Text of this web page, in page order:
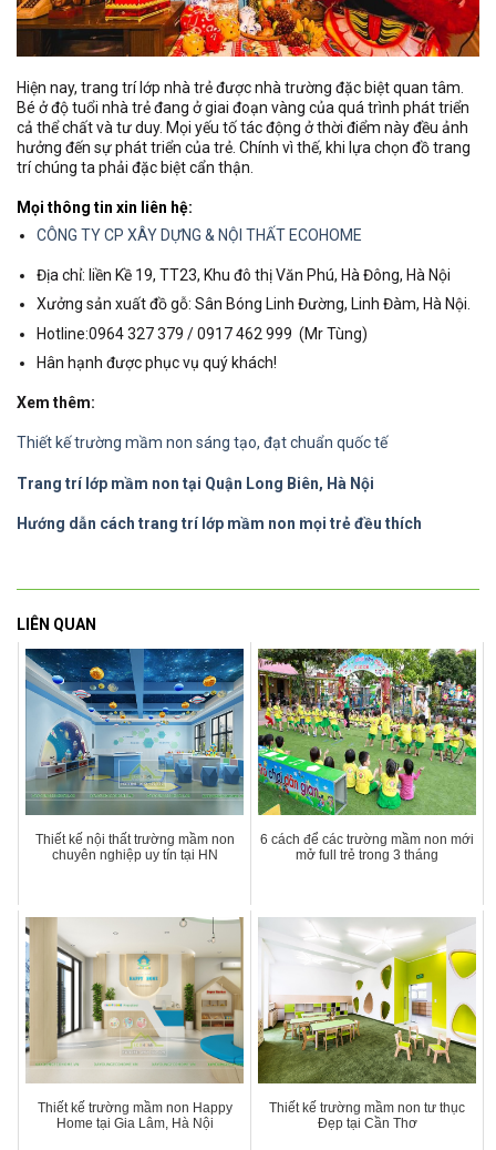
Hiện nay, trang trí lớp nhà trẻ được nhà trường đặc biệt quan tâm.
Bé ở độ tuổi nhà trẻ đang ở giai đoạn vàng của quá trình phát triển
cả thể chất và tư duy. Mọi yếu tố tác động ở thời điểm này đều ảnh
hưởng đến sự phát triển của trẻ. Chính vì thế, khi lựa chọn đồ trang
trí chúng ta phải đặc biệt cẩn thận.
Mọi thông tin xin liên hệ:
CÔNG TY CP XÂY DỰNG & NỘI THẤT ECOHOME
Địa chỉ: liền Kề 19, TT23, Khu đô thị Văn Phú, Hà Đông, Hà Nội
Xưởng sản xuất đồ gỗ: Sân Bóng Linh Đường, Linh Đàm, Hà Nội.
Hotline:0964 327 379 / 0917 462 999 (Mr Tùng)
Hân hạnh được phục vụ quý khách!
Xem thêm:
Thiết kế trường mầm non sáng tạo, đạt chuẩn quốc tế
Trang trí lớp mầm non tại Quận Long Biên, Hà Nội
Hướng dẫn cách trang trí lớp mầm non mọi trẻ đều thích
LIÊN QUAN
Thiết kế nội thất trường mầm non
chuyên nghiệp uy tín tại HN
6 cách để các trường mầm non mới
mở full trẻ trong 3 tháng
Thiết kế trường mầm non Happy
Home tại Gia Lâm, Hà Nội
Thiết kế trường mầm non tư thục
Đẹp tại Cần Thơ